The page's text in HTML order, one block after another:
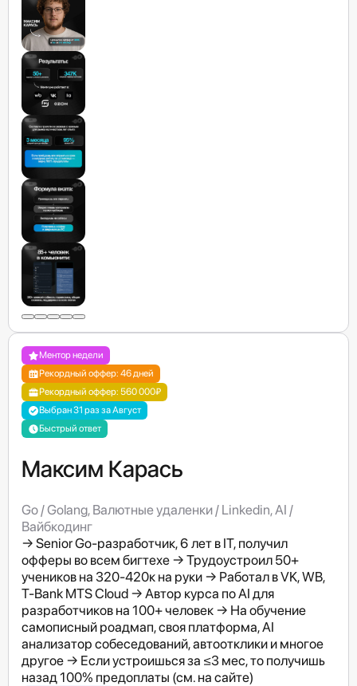
Ментор недели
Рекордный оффер: 46 дней
Рекордный оффер: 560 000₽
Выбран 31 раз за Август
Быстрый ответ
Максим Карась
Go / Golang, Валютные удаленки / Linkedin, AI /
Вайбкодинг
→ Senior Go-разработчик, 6 лет в IT, получил
офферы во всем бигтехе → Трудоустроил 50+
учеников на 320-420к на руки → Работал в VK, WB,
T-Bank MTS Cloud → Автор курса по AI для
разработчиков на 100+ человек → На обучение
самописный роадмап, своя платформа, AI
анализатор собеседований, автоотклики и многое
другое → Если устроишься за ≤3 мес, то получишь
назад 100% предоплаты (см. на сайте)